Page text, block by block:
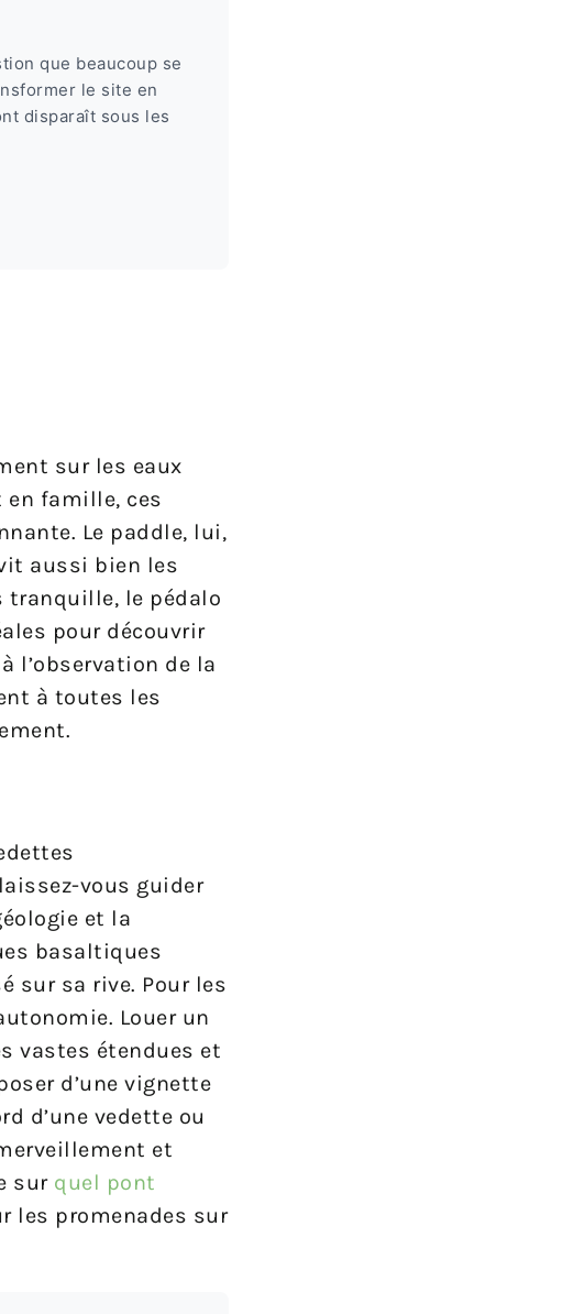
que beaucoup se
le site en
disparaît sous les
sur les eaux
en famille, ces
Le paddle, lui,
aussi bien les
tranquille, le pédalo
pour découvrir
l’observation de la
à toutes les
vous guider
et la
basaltiques
sur sa rive. Pour les
Louer un
vastes étendues et
d’une vignette
d’une vedette ou
et
sur quel pont
les promenades sur